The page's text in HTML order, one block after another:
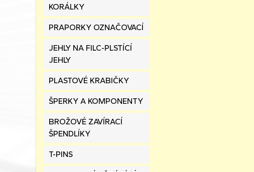
KORÁLKY
PRAPORKY OZNAČOVACÍ
JEHLY NA FILC-PLSTÍCÍ
JEHLY
PLASTOVÉ KRABIČKY
ŠPERKY A KOMPONENTY
BROŽOVÉ ZAVÍRACÍ
ŠPENDLÍKY
T-PINS